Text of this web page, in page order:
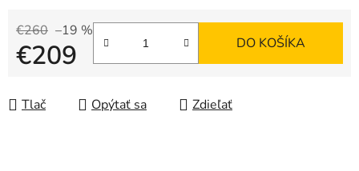
€260 –19 %
€209 DO KOŠÍKA
Tlač Opýtať sa Zdieľať